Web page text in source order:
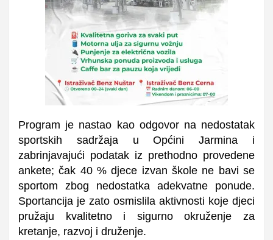
Program je nastao kao odgovor na nedostatak
sportskih sadržaja u Općini Jarmina i
zabrinjavajući podatak iz prethodno provedene
ankete; čak 40 % djece izvan škole ne bavi se
sportom zbog nedostatka adekvatne ponude.
Sportancija je zato osmislila aktivnosti koje djeci
pružaju kvalitetno i sigurno okruženje za
kretanje, razvoj i druženje.